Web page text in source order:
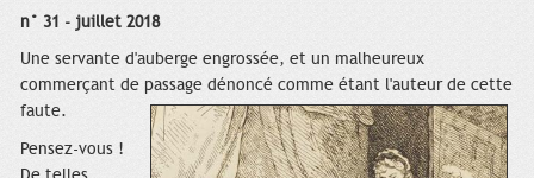
n° 31 - juillet 2018
Une servante d'auberge engrossée, et un malheureux
commerçant de passage dénoncé comme étant l'auteur de cette
faute.
Pensez-vous !